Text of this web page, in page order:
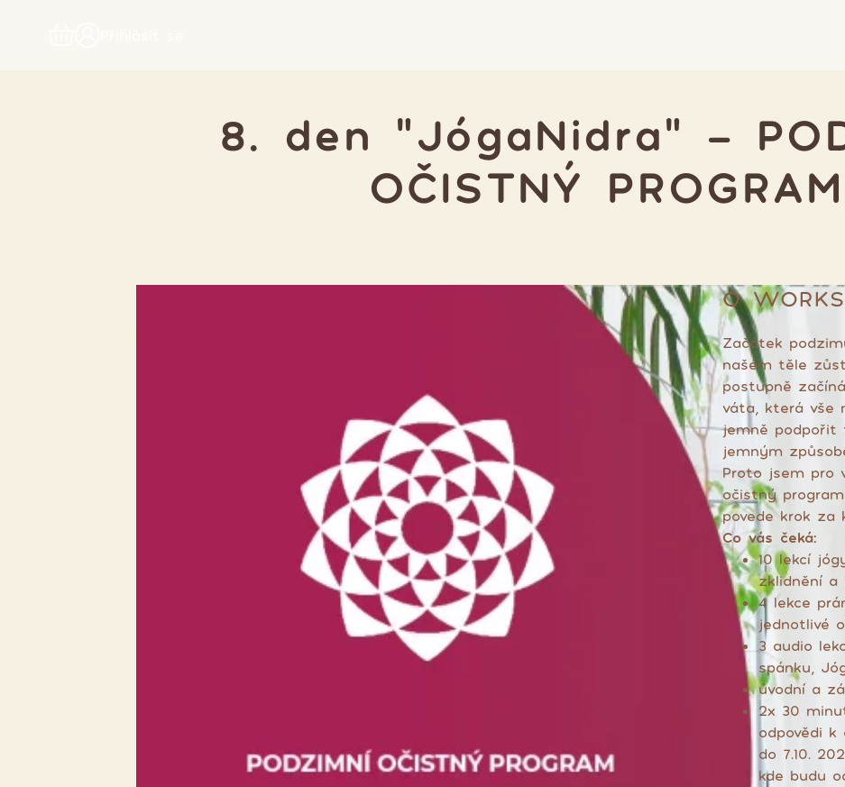
8. den "JógaNidra" -
OČISTNÝ PROGRAM
O
Začátek
našem těle
postupně
váta, která vše
jemně podpořit
jemným
Proto jsem pro
očistný
povede krok za
Co vás čeká:
10 lekcí
zklidnění a
4 lekce
jednotlivé
3 audio
spánku,
úvodní a
2x 30
odpovědi
do 7.10.
kde budu